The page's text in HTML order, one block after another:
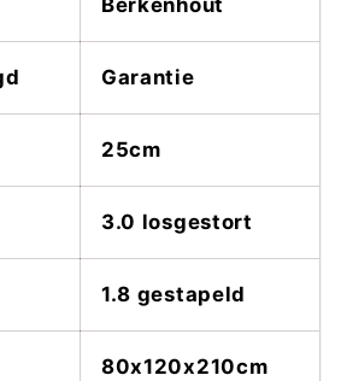
Garantie
25cm
3.0 losgestort
1.8 gestapeld
80x120x210cm